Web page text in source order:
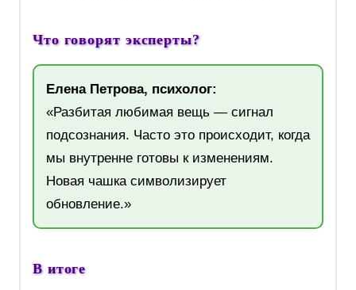
Что говорят эксперты?
Елена Петрова, психолог:
«Разбитая любимая вещь — сигнал
подсознания. Часто это происходит, когда
мы внутренне готовы к изменениям.
Новая чашка символизирует
обновление.»
В итоге